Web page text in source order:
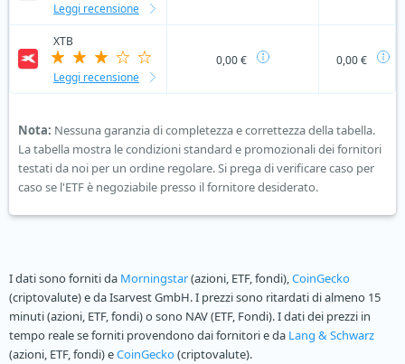
Leggi recensione
XTB
Leggi recensione
0,00 € 0,00 €
Nota: Nessuna garanzia di completezza e correttezza della tabella.
La tabella mostra le condizioni standard e promozionali dei fornitori
testati da noi per un ordine regolare. Si prega di verificare caso per
caso se l'ETF è negoziabile presso il fornitore desiderato.
I dati sono forniti da Morningstar(azioni, ETF, fondi),CoinGecko
(criptovalute) e da Isarvest GmbH. I prezzi sono ritardati di almeno 15
minuti (azioni, ETF, fondi) o sono NAV (ETF, Fondi). I dati dei prezzi in
tempo reale se forniti provendono dai fornitori e da Lang & Schwarz
(azioni, ETF, fondi) eCoinGecko(criptovalute).